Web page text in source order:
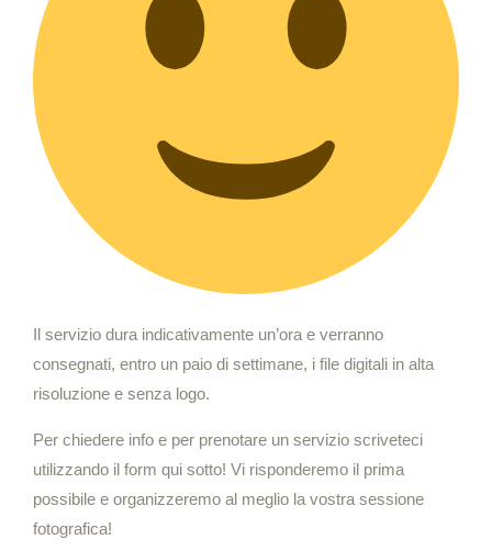
Il servizio dura indicativamente un’ora e verranno
consegnati, entro un paio di settimane, i file digitali in alta
risoluzione e senza logo.
Per chiedere info e per prenotare un servizio scriveteci
utilizzando il form qui sotto! Vi risponderemo il prima
possibile e organizzeremo al meglio la vostra sessione
fotografica!